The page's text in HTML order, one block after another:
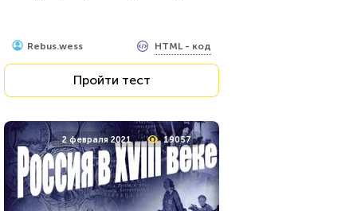
Пройти тест
24 марта 2022 4605
Rebus.wess HTML - код
Пройти тест
2 февраля 2021 19057